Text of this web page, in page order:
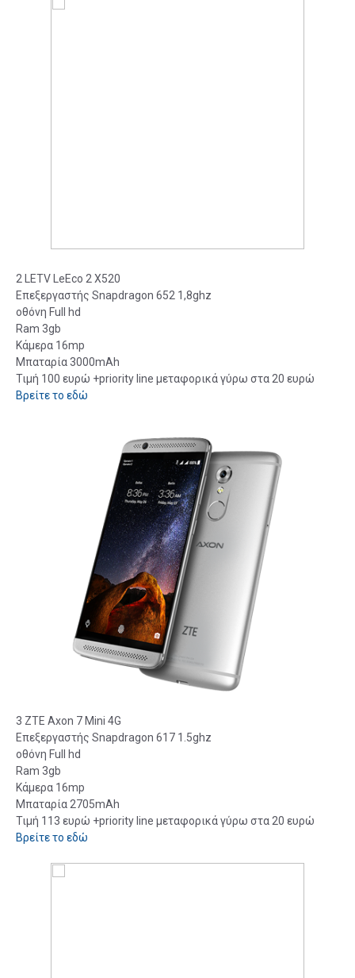
2
LETV LeEco 2 X520
Επεξεργαστής Snapdragon 652 1,8ghz
οθόνη Full hd
Ram 3gb
Κάμερα 16mp
Μπαταρία 3000mAh
Τιμή 100 ευρώ +priority line μεταφορικά γύρω στα 20 ευρώ
Βρείτε το εδώ
3 ZTE Axon 7 Mini 4G
Επεξεργαστής Snapdragon 617 1.5ghz
οθόνη Full hd
Ram 3gb
Κάμερα 16mp
Μπαταρία 2705mAh
Τιμή 113 ευρώ +priority line μεταφορικά γύρω στα 20 ευρώ
Βρείτε το εδώ